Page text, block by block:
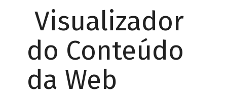
Visualizador
do Conteúdo
da Web